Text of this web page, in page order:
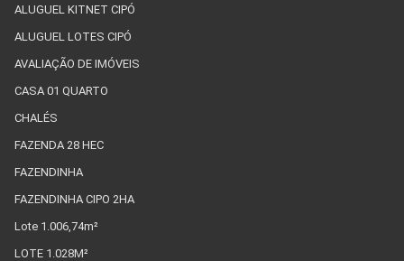
ALUGUEL KITNET CIPÓ
ALUGUEL LOTES CIPÓ
AVALIAÇÃO DE IMÓVEIS
CASA 01 QUARTO
CHALÉS
FAZENDA 28 HEC
FAZENDINHA
FAZENDINHA CIPO 2HA
Lote 1.006,74m²
LOTE 1.028M²